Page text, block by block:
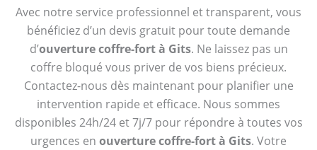
Avec notre service professionnel et transparent, vous
bénéficiez d’un devis gratuit pour toute demande
d’ouverture coffre-fort à Gits. Ne laissez pas un
coffre bloqué vous priver de vos biens précieux.
Contactez-nous dès maintenant pour planifier une
intervention rapide et efficace. Nous sommes
disponibles 24h/24 et 7j/7 pour répondre à toutes vos
urgences en ouverture coffre-fort à Gits. Votre